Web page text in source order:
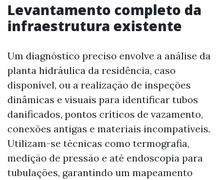
Levantamento completo da
infraestrutura existente
Um diagnóstico preciso envolve a análise da
planta hidráulica da residência, caso
disponível, ou a realização de inspeções
dinâmicas e visuais para identificar tubos
danificados, pontos críticos de vazamento,
conexões antigas e materiais incompatíveis.
Utilizam-se técnicas como termografia,
medição de pressão e até endoscopia para
tubulações, garantindo um mapeamento